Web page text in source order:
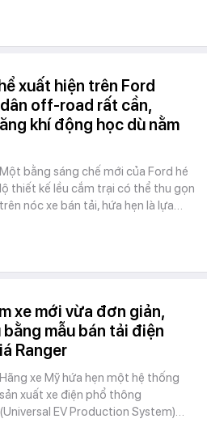
xuất hiện trên Ford
off-road rất cần,
khí động học dù nằm
Một bằng sáng chế mới của Ford hé
lộ thiết kế lều cắm trại có thể thu gọn
trên nóc xe bán tải, hứa hẹn là lựa…
xe mới vừa đơn giản,
mẫu bán tải điện
Ranger
Hãng xe Mỹ hứa hẹn một hệ thống
sản xuất xe điện phổ thông
(Universal EV Production System)…